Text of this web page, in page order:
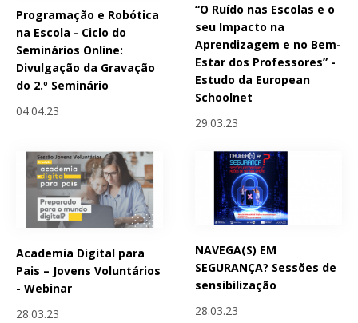
Programação e Robótica
na Escola - Ciclo do
Seminários Online:
Divulgação da Gravação
do 2.º Seminário
04.04.23
“O Ruído nas Escolas e o
seu Impacto na
Aprendizagem e no Bem-
Estar dos Professores” -
Estudo da European
Schoolnet
29.03.23
Academia Digital para
Pais – Jovens Voluntários
- Webinar
28.03.23
NAVEGA(S) EM
SEGURANÇA? Sessões de
sensibilização
28.03.23